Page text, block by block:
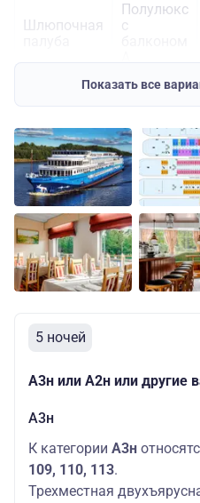
Шлюпочная
Полулюкс
с
Показать все
5 ночей
А3н или А2н или другие
А3н
К категории А3н
109, 110, 113.
Трехместная